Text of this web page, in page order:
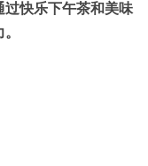
快乐下午茶和美味